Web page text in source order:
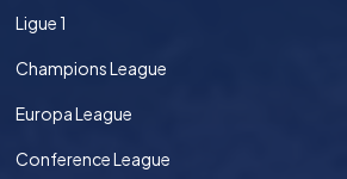
Ligue 1
Champions League
Europa League
Conference League